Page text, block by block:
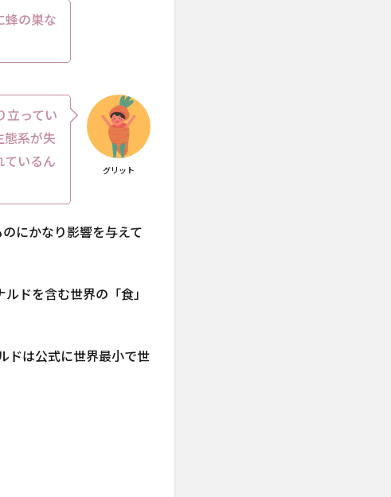
蜂の巣な
グリット
立ってい
態系が失
ているん
にかなり影響を与えて
ドを含む世界の「食」
ドは公式に世界最小で世